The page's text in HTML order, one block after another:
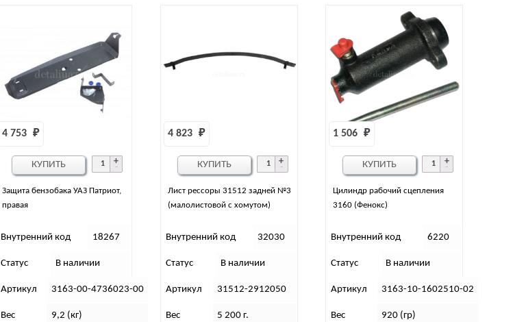
Защита бензобака УАЗ Патриот,
правая
4 753 ₽
Внутренний код 18267
Статус В наличии
Артикул 3163-00-4736023-00
Вес 9,2 (кг)
КУПИТЬ
Лист рессоры 31512 задней №3
(малолистовой с хомутом)
4 823 ₽
Внутренний код 32030
Статус В наличии
Артикул 31512-2912050
Вес 5 200 г.
КУПИТЬ
Цилиндр рабочий сцепления
3160 (Фенокс)
1 506 ₽
Внутренний код 6220
Статус В наличии
Артикул 3163-10-1602510-02
Вес 920 (гр)
КУПИТЬ